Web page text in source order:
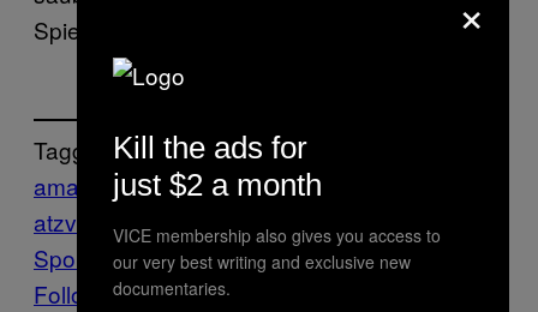
Spiel mit 2:5.
Tagged:
amateure foul Furzen Fußball
atzverweis
ROT Schweden
Sports
Follow Us On Discover
Kill the ads for
just $2 a month
VICE membership also gives you access to
our very best writing and exclusive new
documentaries.